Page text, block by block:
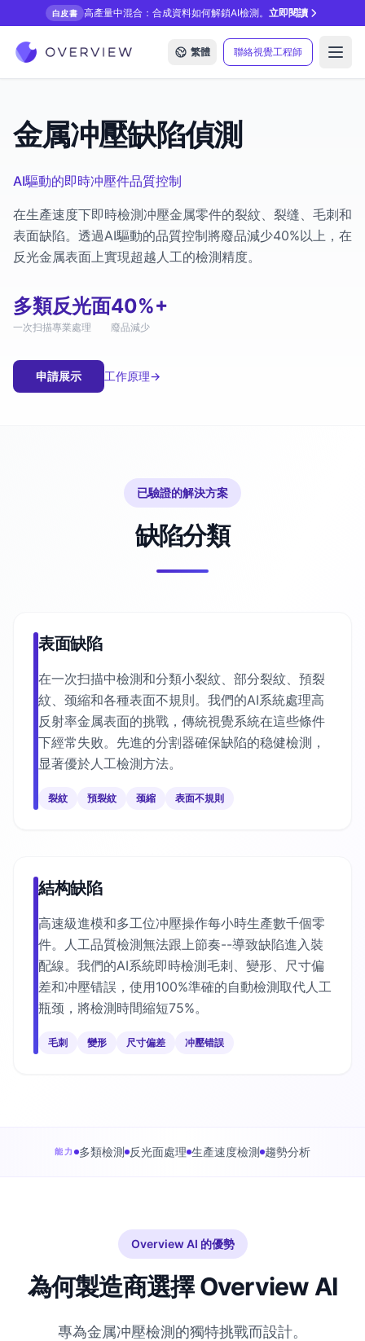
白皮書 高產量中混合：合成資料如何解鎖AI檢測。立即閱讀
繁體 聯絡視覺工程師
金属冲壓缺陷偵測
AI驅動的即時冲壓件品質控制
在生產速度下即時檢測冲壓金属零件的裂紋、裂缝、毛刺和
表面缺陷。透過AI驅動的品質控制將廢品減少40%以上，在
反光金属表面上實現超越人工的檢測精度。
多類
一次扫描
反光面
專業處理
40%+
廢品減少
申請展示 工作原理→
已驗證的解決方案
缺陷分類
表面缺陷
在一次扫描中檢測和分類小裂紋、部分裂紋、預裂
紋、颈縮和各種表面不規則。我們的AI系統處理高
反射率金属表面的挑戰，傳統視覺系統在這些條件
下經常失败。先進的分割器確保缺陷的稳健檢測，
显著優於人工檢測方法。
裂紋 預裂紋 颈縮 表面不規則
結构缺陷
高速級進模和多工位冲壓操作每小時生產數千個零
件。人工品質檢測無法跟上節奏--導致缺陷進入裝
配線。我們的AI系統即時檢測毛刺、變形、尺寸偏
差和冲壓错誤，使用100%準確的自動檢測取代人工
瓶颈，將檢測時間縮短75%。
毛刺 變形 尺寸偏差 冲壓错誤
能力 多類檢測 反光面處理 生產速度檢測 趨勢分析
Overview AI 的優勢
為何製造商選擇 Overview AI
專為金属冲壓檢測的獨特挑戰而設計。